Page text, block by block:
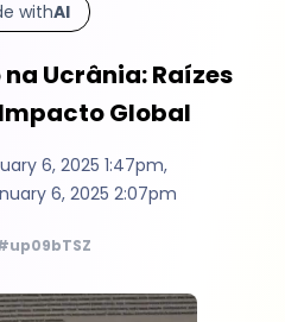
withAI
Ucrânia: Raízes
Global
6, 2025 1:47pm,
6, 2025 2:07pm